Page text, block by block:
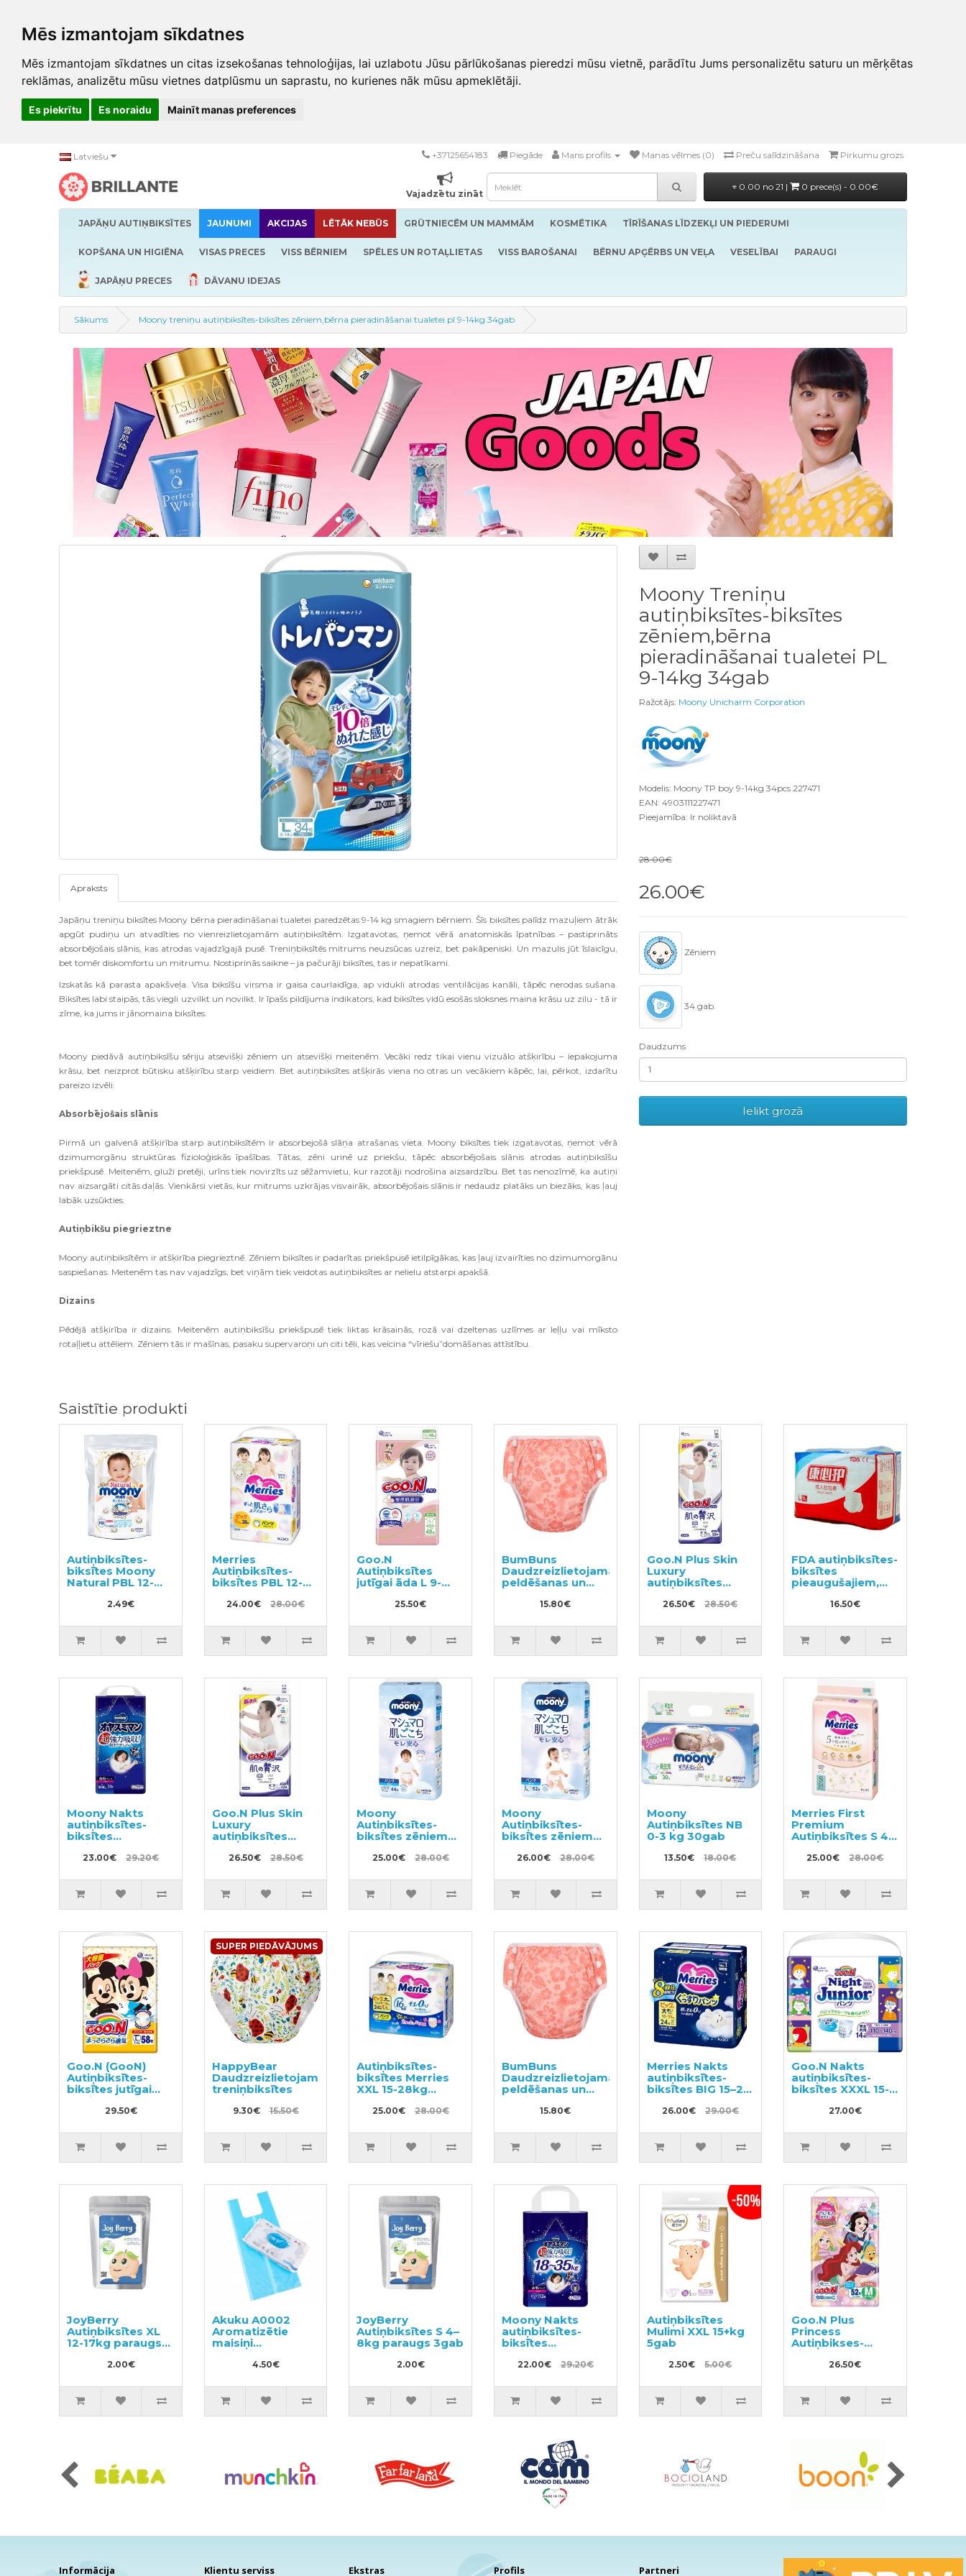
Mēs izmantojam sīkdatnes
Mēs izmantojam sīkdatnes un citas izsekošanas tehnoloģijas, lai uzlabotu Jūsu pārlūkošanas pieredzi mūsu vietnē, parādītu Jums personalizētu saturu un mērķētas
reklāmas, analizētu mūsu vietnes datplūsmu un saprastu, no kurienes nāk mūsu apmeklētāji.
Es piekrītu Es noraidu Mainīt manas preferences
Latviešu +37125654183 Piegāde Mans profils Manas vēlmes (0) Preču salīdzināšana Pirkumu grozs
Vajadzētu zināt
0.00 no 21 | 0 prece(s) - 0.00€
JAPĀŅU AUTIŅBIKSĪTES JAUNUMI AKCIJAS LĒTĀK NEBŪS GRŪTNIECĒM UN MAMMĀM KOSMĒTIKA TĪRĪŠANAS LĪDZEKĻI UN PIEDERUMI
KOPŠANA UN HIGIĒNA VISAS PRECES VISS BĒRNIEM SPĒLES UN ROTAĻLIETAS VISS BAROŠANAI BĒRNU APĢĒRBS UN VEĻA VESELĪBAI PARAUGI
JAPĀŅU PRECES DĀVANU IDEJAS
Sākums Moony treniņu autiņbiksītes-biksītes zēniem,bērna pieradināšanai tualetei pl 9-14kg 34gab
Apraksts
Japāņu treniņu biksītes Moony bērna pieradināšanai tualetei paredzētas 9-14 kg smagiem bērniem. Šīs biksītes palīdz mazuļiem ātrāk
apgūt pudiņu un atvadīties no vienreizlietojamām autiņbiksītēm. Izgatavotas, ņemot vērā anatomiskās īpatnības – pastiprināts
absorbējošais slānis, kas atrodas vajadzīgajā pusē. Treniņbiksītēs mitrums neuzsūcas uzreiz, bet pakāpeniski. Un mazulis jūt īslaicīgu,
bet tomēr diskomfortu un mitrumu. Nostiprinās saikne – ja pačurāji biksītes, tas ir nepatīkami.
Izskatās kā parasta apakšveļa. Visa biksīšu virsma ir gaisa caurlaidīga, ap vidukli atrodas ventilācijas kanāli, tāpēc nerodas sušana.
Biksītes labi staipās, tās viegli uzvilkt un novilkt. Ir īpašs pildījuma indikators, kad biksītes vidū esošās sloksnes maina krāsu uz zilu - tā ir
zīme, ka jums ir jānomaina biksītes.
Moony piedāvā autiņbiksīšu sēriju atsevišķi zēniem un atsevišķi meitenēm. Vecāki redz tikai vienu vizuālo atšķirību – iepakojuma
krāsu, bet neizprot būtisku atšķirību starp veidiem. Bet autiņbiksītes atšķirās viena no otras un vecākiem kāpēc, lai, pērkot, izdarītu
pareizo izvēli.
Absorbējošais slānis
Pirmā un galvenā atšķirība starp autiņbiksītēm ir absorbejošā slāņa atrašanas vieta. Moony biksītes tiek izgatavotas, ņemot vērā
dzimumorgānu struktūras fizioloģiskās īpašības. Tātas, zēni urinē uz priekšu, tāpēc absorbējošais slānis atrodas autiņbiksīšu
priekšpusē. Meitenēm, gluži pretēji, urīns tiek novirzīts uz sēžamvietu, kur razotāji nodrošina aizsardzību. Bet tas nenozīmē, ka autiņi
nav aizsargāti citās daļās. Vienkārsi vietās, kur mitrums uzkrājas visvairāk, absorbējošais slānis ir nedaudz platāks un biezāks, kas ļauj
labāk uzsūkties.
Autiņbikšu piegrieztne
Moony autiņbiksītēm ir atšķirība piegrieztnē. Zēniem biksītes ir padarītas priekšpusē ietilpīgākas, kas ļauj izvairīties no dzimumorgānu
saspiešanas. Meitenēm tas nav vajadzīgs, bet viņām tiek veidotas autiņbiksītes ar nelielu atstarpi apakšā.
Dizains
Pēdējā atšķirība ir dizains. Meitenēm autiņbiksīšu priekšpusē tiek liktas krāsainās, rozā vai dzeltenas uzlīmes ar leļļu vai mīksto
rotaļļietu attēliem. Zēniem tās ir mašīnas, pasaku supervaroņi un citi tēli, kas veicina “vīriešu”domāšanas attīstību.
Moony Treniņu
autiņbiksītes-biksītes
zēniem,bērna
pieradināšanai tualetei PL
9-14kg 34gab
Ražotājs: Moony Unicharm Corporation
Modelis: Moony TP boy 9-14kg 34pcs 227471
EAN: 4903111227471
Pieejamība: Ir noliktavā
28.00€
26.00€
Zēniem
34 gab.
Daudzums
Ielikt grozā
Saistītie produkti
Autiņbiksītes-
biksītes Moony
Natural PBL 12-
2.49€
Merries
Autiņbiksītes-
biksītes PBL 12-
24.00€ 28.00€
Goo.N
Autiņbiksītes
jutīgai āda L 9-
25.50€
BumBuns
Daudzreizlietojamās
peldēšanas un
podiņmācību
autiņbiksīte L 14–
15.80€
Goo.N Plus Skin
Luxury
autiņbiksītes
jutīgai ādai XL 12–
20 kg 36gab
26.50€ 28.50€
FDA autiņbiksītes-
biksītes
pieaugušajiem,
izmērs L 15 gab
16.50€
Moony Nakts
autiņbiksītes-
biksītes
meitenēm PL 9-
14kg 30gab
23.00€ 29.20€
Goo.N Plus Skin
Luxury
autiņbiksītes
jutīgai ādai L 9–14
kg 42gab
26.50€ 28.50€
Moony
Autiņbiksītes-
biksītes zēniem
44gab
25.00€ 28.00€
Moony
Autiņbiksītes-
biksītes zēniem
26.00€ 28.00€
Moony
Autiņbiksītes NB
0-3 kg 30gab
13.50€ 18.00€
Merries First
Premium
Autiņbiksītes S 4-
8kg 54gab
25.00€ 28.00€
Goo.N (GooN)
Autiņbiksītes-
biksītes jutīgai
ādai PL 9-14kg
29.50€
SUPER PIEDĀVĀJUMS
HappyBear
Daudzreizlietojamās
treniņbiksītes
9.30€ 15.50€
Autiņbiksītes-
biksītes Merries
XXL 15-28kg
25.00€ 28.00€
BumBuns
Daudzreizlietojamās
peldēšanas un
podiņmācību
autiņbiksīte S 8–
15.80€
Merries Nakts
autiņbiksītes-
biksītes BIG 15–28
26.00€ 29.00€
Goo.N Nakts
autiņbiksītes-
biksītes XXXL 15-
27.00€
JoyBerry
Autiņbiksītes XL
12-17kg paraugs
2.00€
Akuku A0002
Aromatizētie
maisiņi
autiņbiksītēm 100
4.50€
JoyBerry
Autiņbiksītes S 4–
8kg paraugs 3gab
2.00€
Moony Nakts
autiņbiksītes-
biksītes
meitenēm BIG 18-
35kg 12gab
22.00€ 29.20€
Autiņbiksītes
Mulimi XXL 15+kg
5gab
2.50€ 5.00€
Goo.N Plus
Princess
Autiņbikses-
biksītes PM 6-
12kg 52gab
26.50€
Informācija Klientu serviss Ekstras Profils Partneri